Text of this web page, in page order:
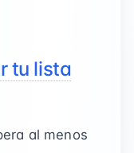
tu lista
al menos